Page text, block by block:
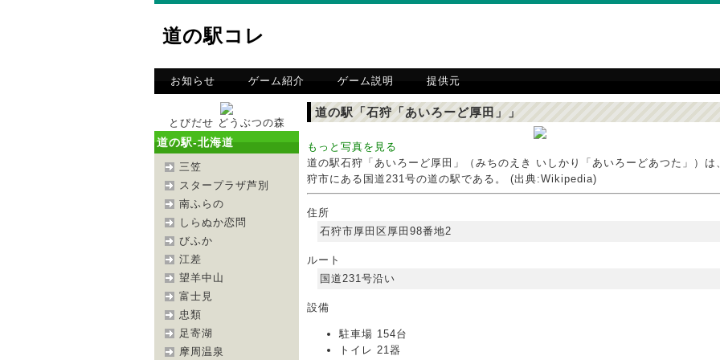
道の駅コレ
お知らせ ゲーム紹介 ゲーム説明 提供元
とびだせ どうぶつの森
道の駅-北海道
三笠
スタープラザ芦別
南ふらの
しらぬか恋問
びふか
江差
望羊中山
富士見
忠類
足寄湖
摩周温泉
道の駅「石狩「あいろーど厚田」」
もっと写真を見る
道の駅石狩「あいろーど厚田」（みちのえき いしかり「あいろーどあつた」）は
狩市にある国道231号の道の駅である。 (出典:Wikipedia)
住所
石狩市厚田区厚田98番地2
ルート
国道231号沿い
設備
駐車場 154台
トイレ 21器